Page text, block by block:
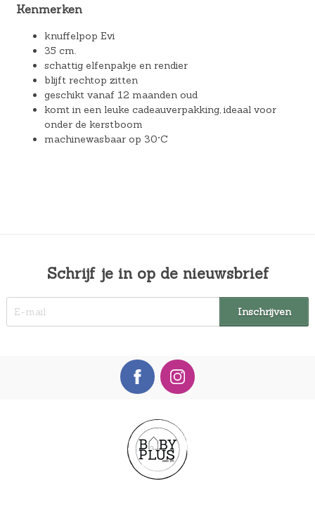
Kenmerken
knuffelpop Evi
35 cm.
schattig elfenpakje en rendier
blijft rechtop zitten
geschikt vanaf 12 maanden oud
komt in een leuke cadeauverpakking, ideaal voor
onder de kerstboom
machinewasbaar op 30°C
Schrijf je in op de nieuwsbrief